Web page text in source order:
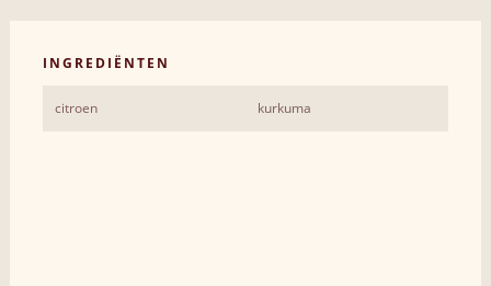
INGREDIËNTEN
citroen kurkuma